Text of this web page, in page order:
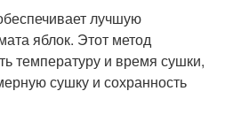
лучшую
яблок. Этот метод
температуру и время сушки,
сушку и сохранность